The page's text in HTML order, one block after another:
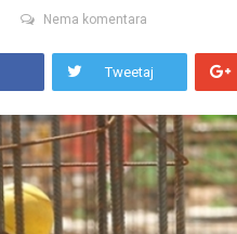
Nema komentara
Tweetaj